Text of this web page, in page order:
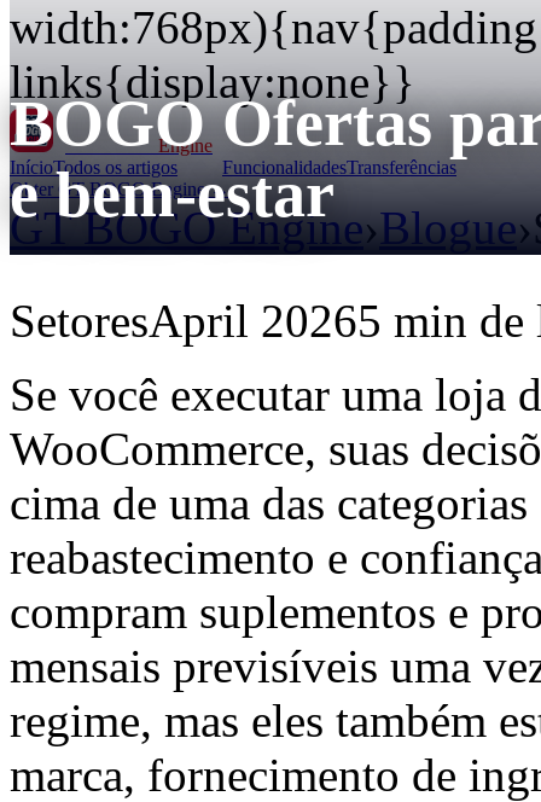
links{display:none}}
GT BOGO Engine
InícioTodos os artigos FuncionalidadesTransferências
Obter GT BOGO Engine →
GT BOGO Engine›Blogue›
BOGO Ofertas
e bem-estar
SetoresApril 20265 min de
Se você executar uma loja
WooCommerce, suas
cima de uma das
reabastecimento e
compram suplementos e
mensais previsíveis uma
regime, mas eles também
marca, fornecimento de